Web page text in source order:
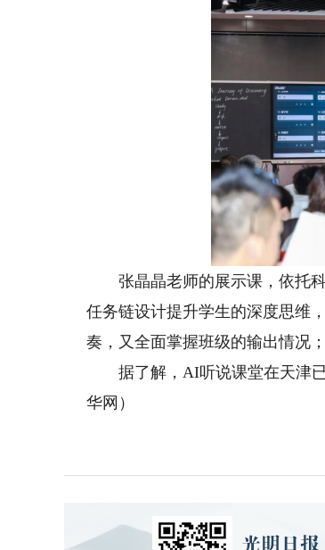
张晶晶老师的展示课，依托科
任务链设计提升学生的深度思维
奏，又全面掌握班级的输出情况
据了解，AI听说课堂在天津已
华网）